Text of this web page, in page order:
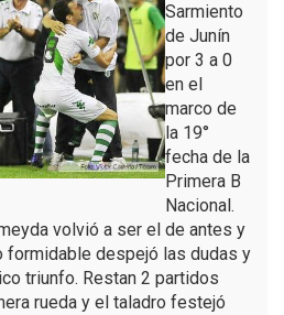
Sarmiento
de Junín
por 3 a 0
en el
marco de
la 19°
fecha de la
Primera B
Nacional.
volvió a ser el de antes y
formidable despejó las dudas y
triunfo. Restan 2 partidos
rueda y el taladro festejó